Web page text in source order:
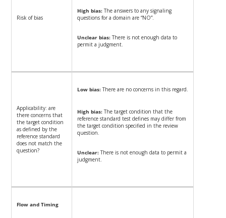
Risk of bias
High bias:The answers to any signaling
questions for a domain are “NO”.
Unclear bias:There is not enough data to
permit a judgment.
Applicability: are
there concerns that
the target condition
as defined by the
reference standard
does not match the
question?
Low bias:There are no concerns in this regard.
High bias:The target condition that the
reference standard test defines may differ from
the target condition specified in the review
question.
Unclear:There is not enough data to permit a
judgment.
Flow and Timing